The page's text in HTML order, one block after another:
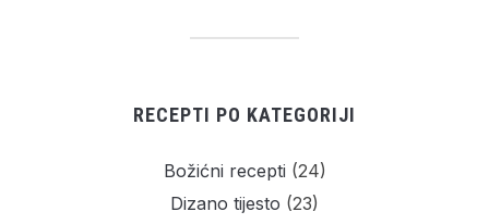
RECEPTI PO KATEGORIJI
Božićni recepti (24)
Dizano tijesto (23)